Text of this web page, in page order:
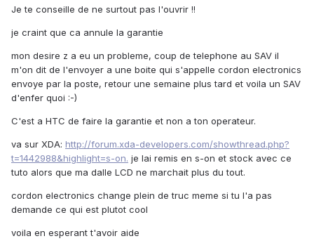
Je te conseille de ne surtout pas l'ouvrir !!
je craint que ca annule la garantie
mon desire z a eu un probleme, coup de telephone au SAV il
m'on dit de l'envoyer a une boite qui s'appelle cordon electronics
envoye par la poste, retour une semaine plus tard et voila un SAV
d'enfer quoi :-)
C'est a HTC de faire la garantie et non a ton operateur.
va sur XDA: http://forum.xda-developers.com/showthread.php?
t=1442988&highlight=s-on. je lai remis en s-on et stock avec ce
tuto alors que ma dalle LCD ne marchait plus du tout.
cordon electronics change plein de truc meme si tu l'a pas
demande ce qui est plutot cool
voila en esperant t'avoir aide